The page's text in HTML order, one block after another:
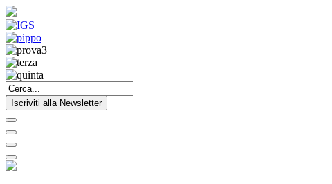
Iscriviti alla Newsletter